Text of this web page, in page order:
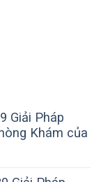
Giải Pháp
Khám của